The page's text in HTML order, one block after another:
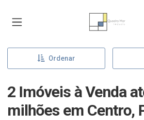
Página inicial
Ordenar
2 Imóveis à Venda
milhões em Centro,